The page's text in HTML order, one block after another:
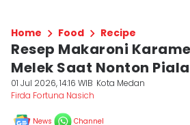
Home Food Recipe
Resep Makaroni
Melek Saat Nonton
01 Jul 2026, 14:16 WIB Kota Medan
Firda Fortuna Nasich
News Channel